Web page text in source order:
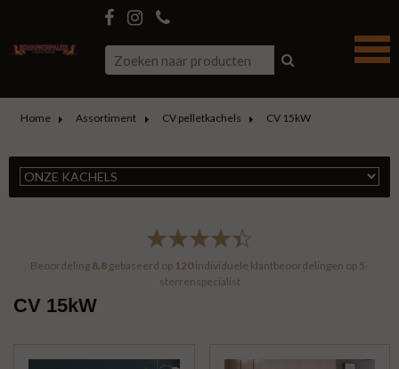
Home Assortiment CV pelletkachels CV 15kW
Beoordeling 8.8 gebaseerd op 120individuele klantbeoordelingen op 5-
sterrenspecialist
CV 15kW